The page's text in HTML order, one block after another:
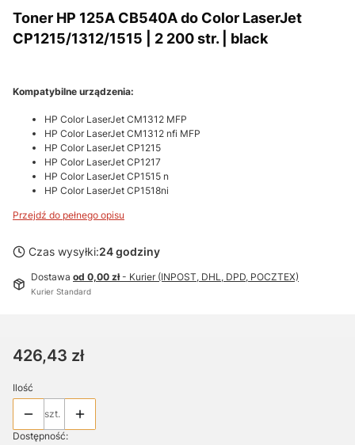
Toner HP 125A CB540A do Color LaserJet
CP1215/1312/1515 | 2 200 str. | black
Kompatybilne urządzenia:
HP Color LaserJet CM1312 MFP
HP Color LaserJet CM1312 nfi MFP
HP Color LaserJet CP1215
HP Color LaserJet CP1217
HP Color LaserJet CP1515 n
HP Color LaserJet CP1518ni
Przejdź do pełnego opisu
Czas wysyłki:24 godziny
Dostawa od 0,00 zł- Kurier (INPOST, DHL, DPD, POCZTEX)
Kurier Standard
Cena
426,43 zł
Ilość
szt.
Dostępność: